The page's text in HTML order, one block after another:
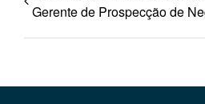
Gerente de Prospecção de